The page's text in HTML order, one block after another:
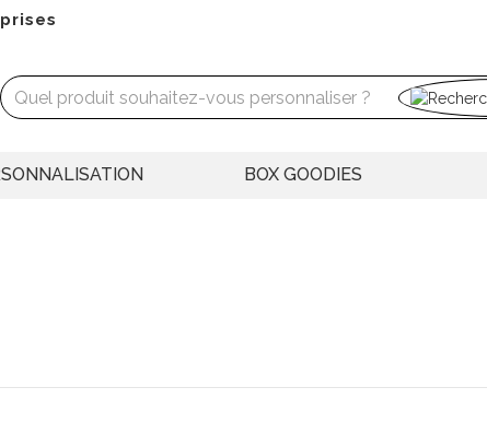
BOX GOODIES